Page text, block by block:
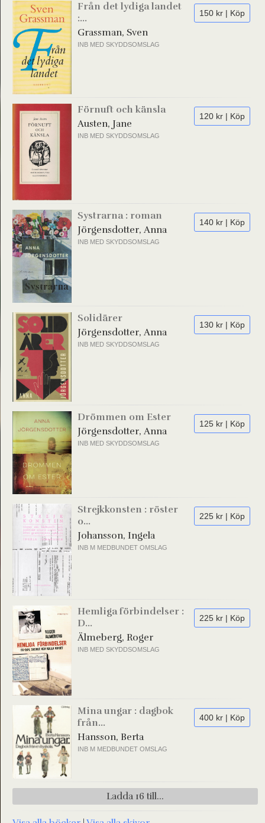
150 kr | Köp
Från det lydiga landet
:...
Grassman, Sven
INB MED SKYDDSOMSLAG
120 kr | Köp
Förnuft och känsla
Austen, Jane
INB MED SKYDDSOMSLAG
140 kr | Köp
Systrarna : roman
Jörgensdotter, Anna
INB MED SKYDDSOMSLAG
130 kr | Köp
Solidärer
Jörgensdotter, Anna
INB MED SKYDDSOMSLAG
125 kr | Köp
Drömmen om Ester
Jörgensdotter, Anna
INB MED SKYDDSOMSLAG
225 kr | Köp
Strejkkonsten : röster
o...
Johansson, Ingela
INB M MEDBUNDET OMSLAG
225 kr | Köp
Hemliga förbindelser :
D...
Älmeberg, Roger
INB MED SKYDDSOMSLAG
400 kr | Köp
Mina ungar : dagbok
från...
Hansson, Berta
INB M MEDBUNDET OMSLAG
Ladda 16 till...